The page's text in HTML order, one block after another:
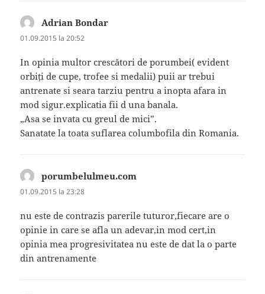
Adrian Bondar
01.09.2015 la 20:52
In opinia multor crescători de porumbei( evident
orbiți de cupe, trofee si medalii) puii ar trebui
antrenate si seara tarziu pentru a inopta afara in
mod sigur.explicatia fii d una banala.
„Asa se invata cu greul de mici”.
Sanatate la toata suflarea columbofila din Romania.
porumbelulmeu.com
01.09.2015 la 23:28
nu este de contrazis parerile tuturor,fiecare are o
opinie in care se afla un adevar,in mod cert,in
opinia mea progresivitatea nu este de dat la o parte
din antrenamente